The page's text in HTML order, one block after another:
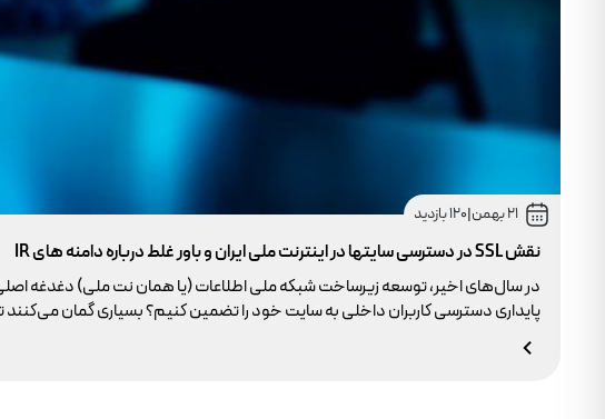
21 بهمن |120 بازدید
نقش SSL در دسترسی سایتها در اینترنت ملی ایران و باور غلط درباره دامنه های IR
در سال‌های اخیر، توسعه زیرساخت شبکه ملی اطلاعات (یا همان نت ملی) دغدغه
وجود ندارد.